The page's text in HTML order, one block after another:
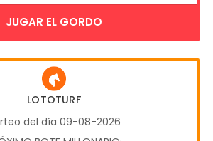
JUGAR EL GORDO
LOTOTURF
del día 09-08-2026